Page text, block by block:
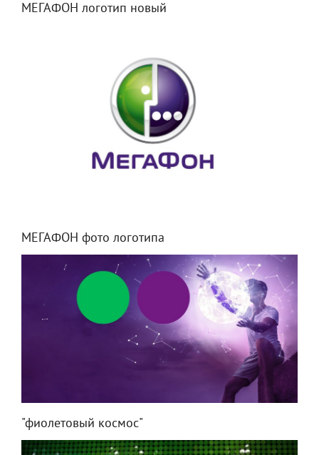
МЕГАФОН логотип новый
МЕГАФОН фото логотипа
"фиолетовый космос"